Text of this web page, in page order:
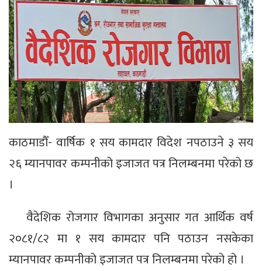
काठमाडौँ- वार्षिक १ सय कामदार विदेश नपठाउने ३ सय
२६ म्यानपावर कम्पनीको इजाजत पत्र निलम्बनमा परेको छ
।
वैदेशिक रोजगार विभागका अनुसार गत आर्थिक वर्ष
२०८१/८२ मा १ सय कामदार पनि पठाउन नसकेका
म्यानपावर कम्पनीको इजाजत पत्र निलम्बनमा परेको हो ।